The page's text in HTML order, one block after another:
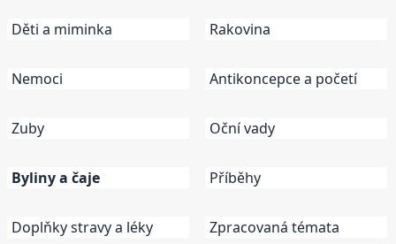
Děti a miminka
Nemoci
Zuby
Byliny a čaje
Doplňky stravy a léky
Rakovina
Antikoncepce a početí
Oční vady
Příběhy
Zpracovaná témata